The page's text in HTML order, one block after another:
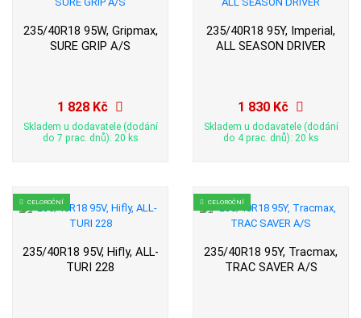
235/40R18 95W, Gripmax,
SURE GRIP A/S
1 828 Kč
Skladem u dodavatele (dodání
do 7 prac. dnů): 20 ks
235/40R18 95Y, Imperial,
ALL SEASON DRIVER
1 830 Kč
Skladem u dodavatele (dodání
do 4 prac. dnů): 20 ks
CELOROČNÍ
235/40R18 95V, Hifly, ALL-
TURI 228
CELOROČNÍ
235/40R18 95Y, Tracmax,
TRAC SAVER A/S